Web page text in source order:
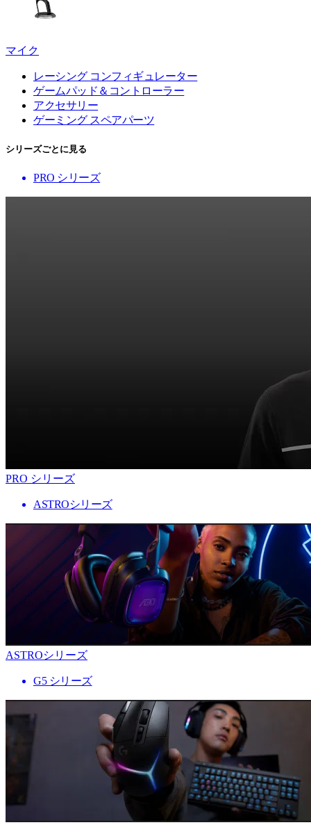
マイク
レーシング コンフィギュレーター
ゲームパッド＆コントローラー
アクセサリー
ゲーミング スペアパーツ
シリーズごとに見る
PRO シリーズ
PRO シリーズ
ASTROシリーズ
ASTROシリーズ
G5 シリーズ